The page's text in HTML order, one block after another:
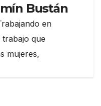
Bustán
en
trabajo que
mujeres,